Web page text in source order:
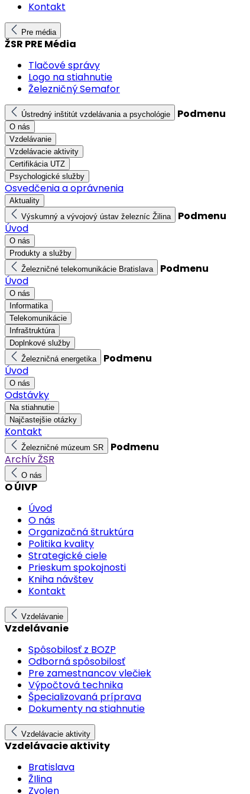
Kontakt
Pre média
ŽSR PRE Média
Tlačové správy
Logo na stiahnutie
Železničný Semafor
Ústredný inštitút vzdelávania a psychológie Podmenu
O nás
Vzdelávanie
Vzdelávacie aktivity
Certifikácia UTZ
Psychologické služby
Osvedčenia a oprávnenia
Aktuality
Výskumný a vývojový ústav železníc Žilina
Podmenu
Úvod
O nás
Produkty a služby
Železničné telekomunikácie Bratislava
Podmenu
Úvod
O nás
Informatika
Telekomunikácie
Infraštruktúra
Doplnkové služby
Železničná energetika
Podmenu
Úvod
O nás
Odstávky
Na stiahnutie
Najčastejšie otázky
Kontakt
Železničné múzeum SR
Podmenu
Archív ŽSR
O nás
O ÚIVP
Úvod
O nás
Organizačná štruktúra
Politika kvality
Strategické ciele
Prieskum spokojnosti
Kniha návštev
Kontakt
Vzdelávanie
Vzdelávanie
Spôsobilosť z BOZP
Odborná spôsobilosť
Pre zamestnancov vlečiek
Výpočtová technika
Špecializovaná príprava
Dokumenty na stiahnutie
Vzdelávacie aktivity
Vzdelávacie aktivity
Bratislava
ŽIlina
Zvolen